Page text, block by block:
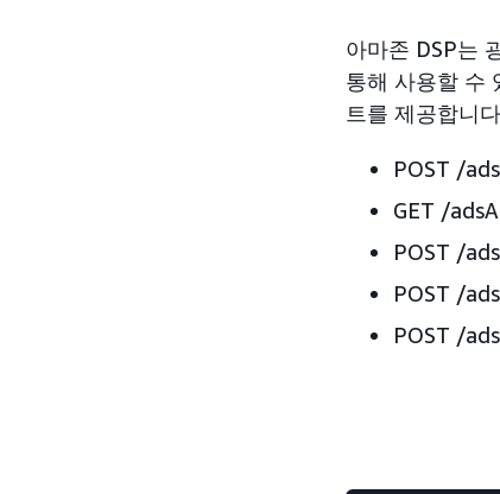
아마존 DSP는
통해 사용할 수
트를 제공합니
POST /
GET /
POST /
POST /
POST /